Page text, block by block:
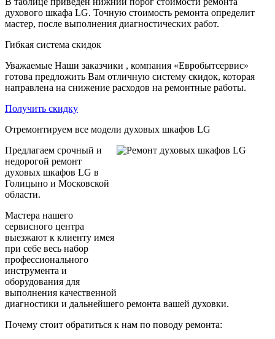
духового шкафа LG. Точную стоимость ремонта определит
мастер, после выполнения диагностических работ.
Гибкая система скидок
Уважаемые Наши заказчики , компания «Евробытсервис»
готова предложить Вам отличную систему скидок, которая
направлена на снижение расходов на ремонтные работы.
Получить скидку
Отремонтируем все модели духовых шкафов LG
Предлагаем срочный и
недорогой ремонт
духовых шкафов LG в
Голицыно и Московской
области.
Мастера нашего
сервисного центра
выезжают к клиенту имея
при себе весь набор
профессионального
инструмента и
оборудования для
выполнения качественной
диагностики и дальнейшего ремонта вашей духовки.
Почему стоит обратиться к нам по поводу ремонта: